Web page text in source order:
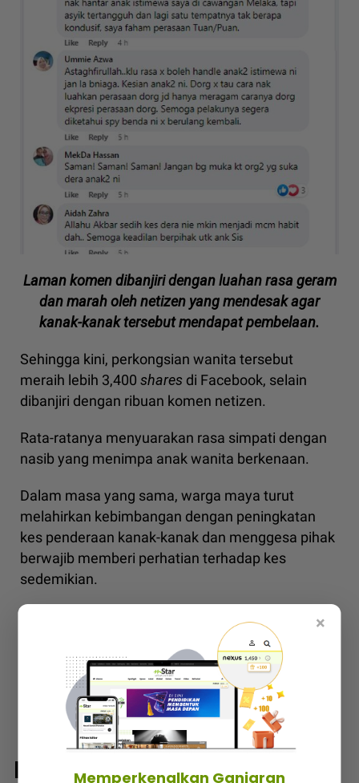
Laman komen dibanjiri dengan luahan rasa geram
dan marah oleh netizen yang mendesak agar
kanak-kanak tersebut mendapat pembelaan.
Sehingga kini, perkongsian wanita tersebut
meraih lebih 3,400 shares di Facebook, selain
dibanjiri dengan ribuan komen netizen.
Rata-ratanya menyuarakan rasa simpati dengan
nasib yang menimpa anak wanita berkenaan.
Dalam masa yang sama, warga maya turut
melahirkan kebimbangan dengan peningkatan
kes penderaan kanak-kanak dan menggesa pihak
berwajib memberi perhatian terhadap kes
sedemikian.
Dapatkan info dengan mudah dan pantas! Join
Tags/Kata Kunci:
anak autisme didera,pusat terapi,badan lebam
Autisme Malaysia
kanak-kanak mangsa dera
Baca Juga
×
Memperkenalkan Ganjaran